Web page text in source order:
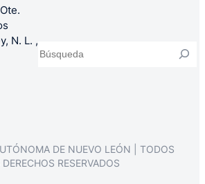
N. L. ,
DE NUEVO LEÓN | TODOS
RESERVADOS